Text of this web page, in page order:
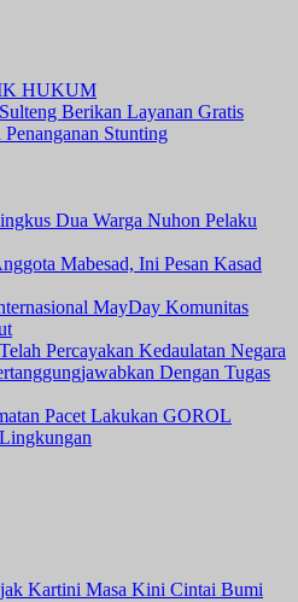
HUKUM
Berikan Layanan Gratis
Stunting
Dua Warga Nuhon Pelaku
Mabesad, Ini Pesan Kasad
MayDay Komunitas
Percayakan Kedaulatan Negara
Dengan Tugas
Pacet Lakukan GOROL
Kartini Masa Kini Cintai Bumi